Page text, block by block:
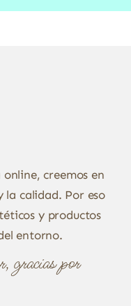
creemos en
calidad. Por eso
y productos
entorno.
gracias por